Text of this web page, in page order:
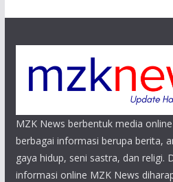
MZK News berbentuk media
berbagai informasi berupa berita,
gaya hidup, seni sastra, dan religi.
informasi online MZK News